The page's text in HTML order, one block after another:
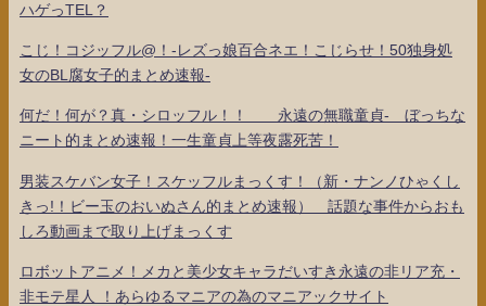
ハゲっTEL？
こじ！コジッフル@！-レズっ娘百合ネエ！こじらせ！50独身処
女のBL腐女子的まとめ速報-
何だ！何が？真・シロッフル！！ 永遠の無職童貞- ぼっちな
ニート的まとめ速報！一生童貞上等夜露死苦！
男装スケバン女子！スケッフルまっくす！（新・ナンノひゃくし
きっ!！ビー玉のおいぬさん的まとめ速報） 話題な事件からおも
しろ動画まで取り上げまっくす
ロボットアニメ！メカと美少女キャラだいすき永遠の非リア充・
非モテ星人 ！あらゆるマニアの為のマニアックサイト